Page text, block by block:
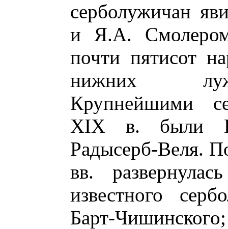
серболужичан
и Я.А. Смолером
почти пятисот
нижних
Крупнейшими
XIX в. были
Радысерб-Веля.
вв.
известного
Барт-